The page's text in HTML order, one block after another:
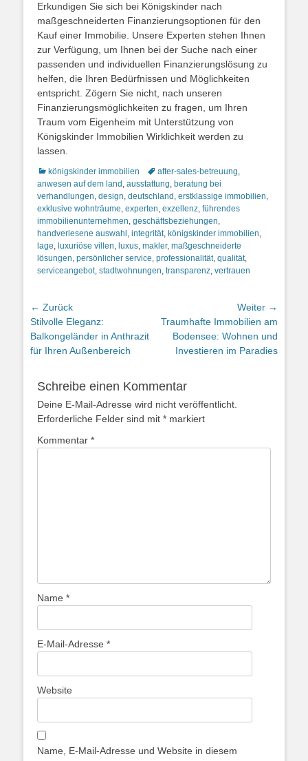
Erkundigen Sie sich bei Königskinder nach
maßgeschneiderten Finanzierungsoptionen für den
Kauf einer Immobilie. Unsere Experten stehen Ihnen
zur Verfügung, um Ihnen bei der Suche nach einer
passenden und individuellen Finanzierungslösung zu
helfen, die Ihren Bedürfnissen und Möglichkeiten
entspricht. Zögern Sie nicht, nach unseren
Finanzierungsmöglichkeiten zu fragen, um Ihren
Traum vom Eigenheim mit Unterstützung von
Königskinder Immobilien Wirklichkeit werden zu
lassen.
Kategorien
königskinder immobilien Schlagworte
after-sales-betreuung,
anwesen auf dem land , ausstattung, beratung bei
verhandlungen, design, deutschland , erstklassige immobilien,
exklusive wohnträume, experten, exzellenz, führendes
immobilienunternehmen, geschäftsbeziehungen,
handverlesene auswahl , integrität, königskinder immobilien,
lage, luxuriöse villen, luxus, makler, maßgeschneiderte
lösungen, persönlicher service, professionalität, qualität,
serviceangebot, stadtwohnungen, transparenz, vertrauen
Beitragsnavigation
← Zurück
Vorheriger
Beitrag:
Stilvolle Eleganz:
Balkongeländer in Anthrazit
für Ihren Außenbereich
Weiter →
Nächster
Beitrag:
Traumhafte Immobilien am
Bodensee: Wohnen und
Investieren im Paradies
Schreibe einen Kommentar
Deine E-Mail-Adresse wird nicht veröffentlicht.
Erforderliche Felder sind mit * markiert
Kommentar *
Name *
E-Mail-Adresse *
Website
Name, E-Mail-Adresse und Website in diesem